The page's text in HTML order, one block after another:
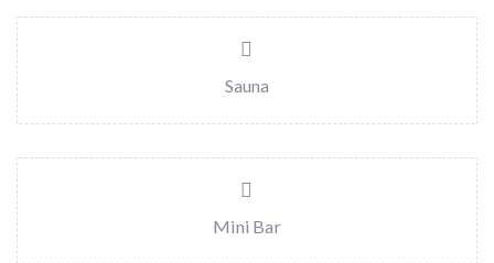
Sauna
Mini Bar